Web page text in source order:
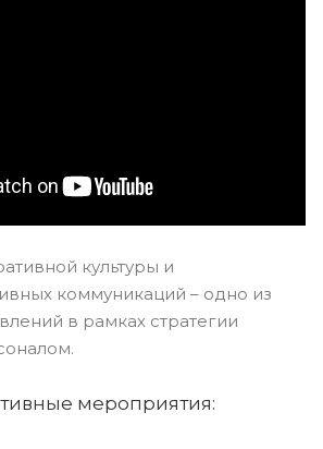
культуры и
коммуникаций – одно из
в рамках стратегии
мероприятия: